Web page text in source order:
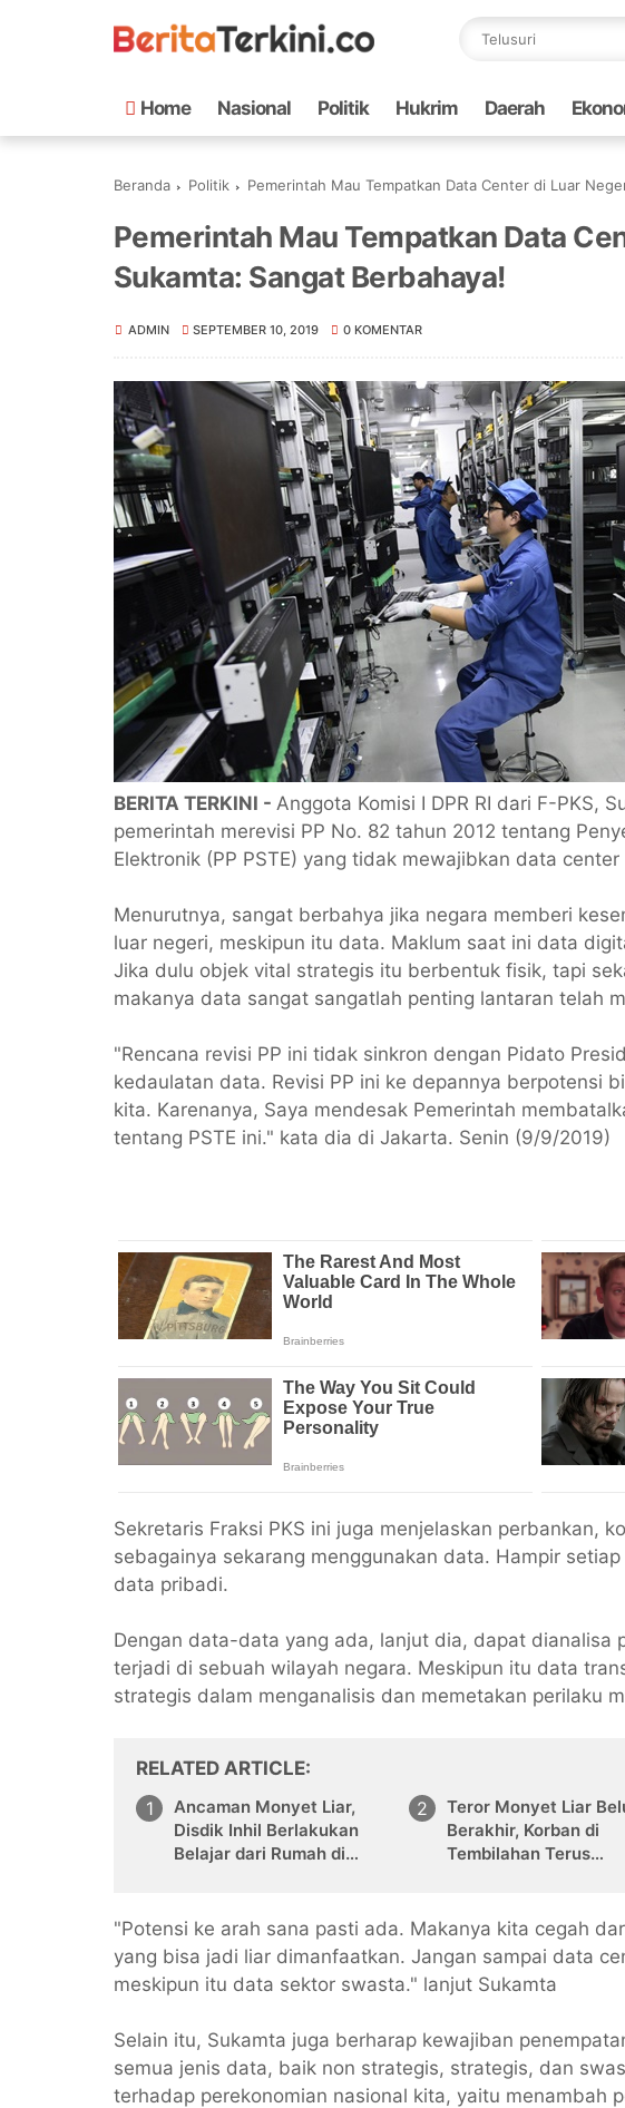
Home Nasional Politik Hukrim Daerah
Beranda Politik Pemerintah Mau Tempatkan Data Center di Luar
Pemerintah Mau Tempatkan Data
Sukamta: Sangat Berbahaya!
ADMIN SEPTEMBER 10, 2019 0 KOMENTAR
BERITA TERKINI - Anggota Komisi I DPR RI dari F-PKS,
pemerintah merevisi PP No. 82 tahun 2012 tentang
Elektronik (PP PSTE) yang tidak mewajibkan data
Menurutnya, sangat berbahya jika negara memberi
luar negeri, meskipun itu data. Maklum saat ini data
Jika dulu objek vital strategis itu berbentuk fisik, tapi
makanya data sangat sangatlah penting lantaran telah
"Rencana revisi PP ini tidak sinkron dengan Pidato
kedaulatan data. Revisi PP ini ke depannya berpotensi
kita. Karenanya, Saya mendesak Pemerintah
tentang PSTE ini." kata dia di Jakarta. Senin (9/9/2019)
Sekretaris Fraksi PKS ini juga menjelaskan perbankan,
sebagainya sekarang menggunakan data. Hampir
data pribadi.
Dengan data-data yang ada, lanjut dia, dapat dianalisa
terjadi di sebuah wilayah negara. Meskipun itu data
strategis dalam menganalisis dan memetakan perilaku
RELATED ARTICLE
Ancaman Monyet Liar,
Disdik Inhil Berlakukan
Belajar dari Rumah di
Teror Monyet Liar
Berakhir, Korban di
Tembilahan Terus
"Potensi ke arah sana pasti ada. Makanya kita cegah
yang bisa jadi liar dimanfaatkan. Jangan sampai data
meskipun itu data sektor swasta." lanjut Sukamta
Selain itu, Sukamta juga berharap kewajiban
semua jenis data, baik non strategis, strategis, dan
terhadap perekonomian nasional kita, yaitu menambah